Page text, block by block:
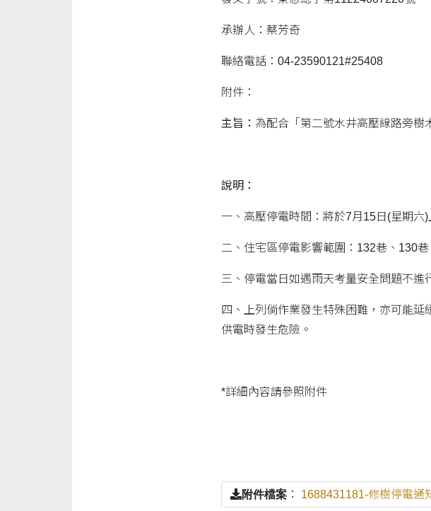
承辦人：蔡芳奇
聯絡電話：04-23590121#25408
附件：
主旨： 為配合「第二號水井高壓線路旁樹
說明：
一、高壓停電時間：將於7月15日(星期六
二、住宅區停電影響範圍：132巷、130
三、停電當日如遇雨天考量安全問題不進
四、上列倘作業發生特殊困難，亦可能
供電時發生危險。
*詳細內容請參照附件
附件檔案 ： 1688431181-修樹停電通